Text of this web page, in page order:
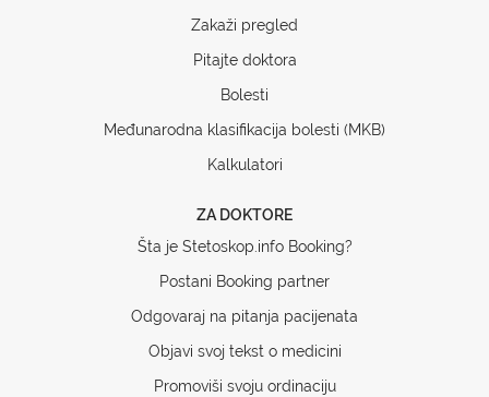
Zakaži pregled
Pitajte doktora
Bolesti
Međunarodna klasifikacija bolesti (MKB)
Kalkulatori
ZA DOKTORE
Šta je Stetoskop.info Booking?
Postani Booking partner
Odgovaraj na pitanja pacijenata
Objavi svoj tekst o medicini
Promoviši svoju ordinaciju